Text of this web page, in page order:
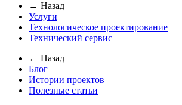
← Назад
Услуги
Технологическое проектирование
Технический сервис
← Назад
Блог
Истории проектов
Полезные статьи